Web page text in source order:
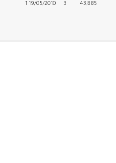
43,885
19/05/2010
1